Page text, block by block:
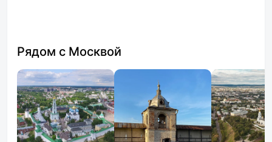
Рядом с Москвой